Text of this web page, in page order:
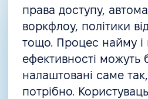
права доступу,
воркфлоу, політики
тощо. Процес найму і
ефективності можуть
налаштовані саме
потрібно.